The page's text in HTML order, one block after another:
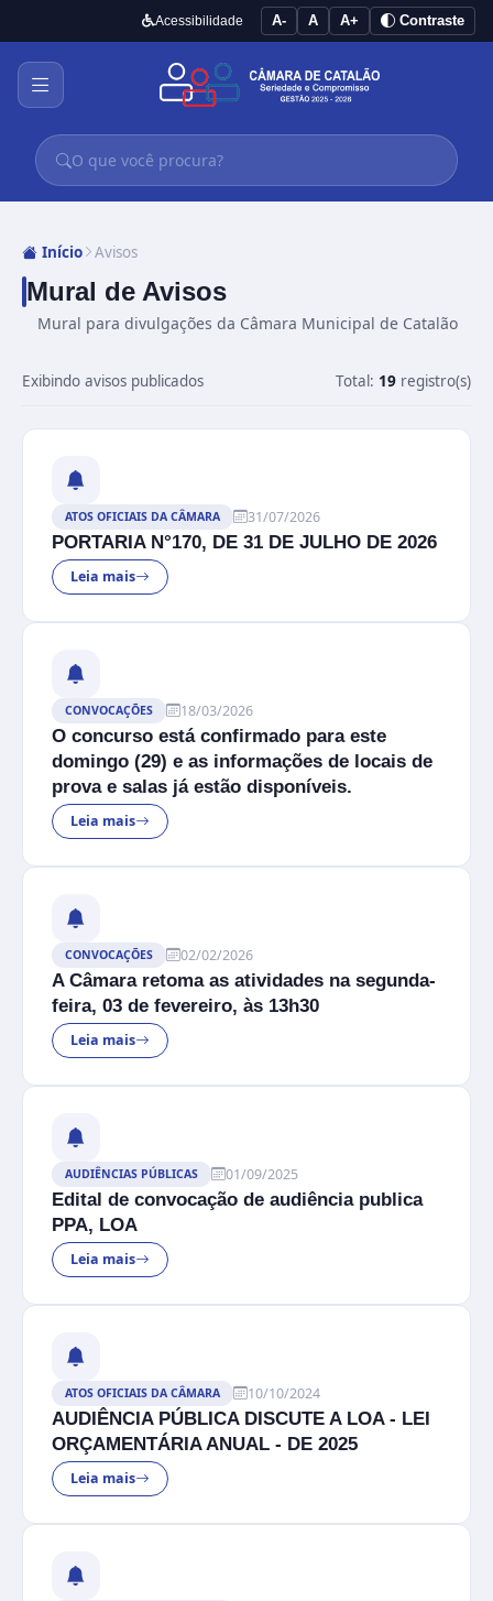
Acessibilidade A- A A+ Contraste
Início Avisos
Mural de Avisos
Mural para divulgações da Câmara Municipal de Catalão
Exibindo avisos publicados Total: 19 registro(s)
ATOS OFICIAIS DA CÂMARA 31/07/2026
PORTARIA N°170, DE 31 DE JULHO DE 2026
Leia mais
CONVOCAÇÕES 18/03/2026
O concurso está confirmado para este
domingo (29) e as informações de locais de
prova e salas já estão disponíveis.
Leia mais
CONVOCAÇÕES 02/02/2026
A Câmara retoma as atividades na segunda-
feira, 03 de fevereiro, às 13h30
Leia mais
AUDIÊNCIAS PÚBLICAS 01/09/2025
Edital de convocação de audiência publica
PPA, LOA
Leia mais
ATOS OFICIAIS DA CÂMARA 10/10/2024
AUDIÊNCIA PÚBLICA DISCUTE A LOA - LEI
ORÇAMENTÁRIA ANUAL - DE 2025
Leia mais